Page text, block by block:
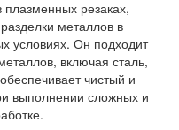
плазменных резаках,
металлов в
условиях. Он подходит
включая сталь,
чистый и
выполнении сложных и